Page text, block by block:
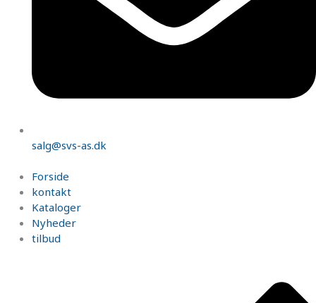
salg@svs-as.dk
Forside
kontakt
Kataloger
Nyheder
tilbud